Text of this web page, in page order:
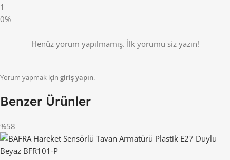
1
0%
Henüz yorum yapılmamış. İlk yorumu siz yazın!
Yorum yapmak için giriş yapın.
Benzer Ürünler
%58